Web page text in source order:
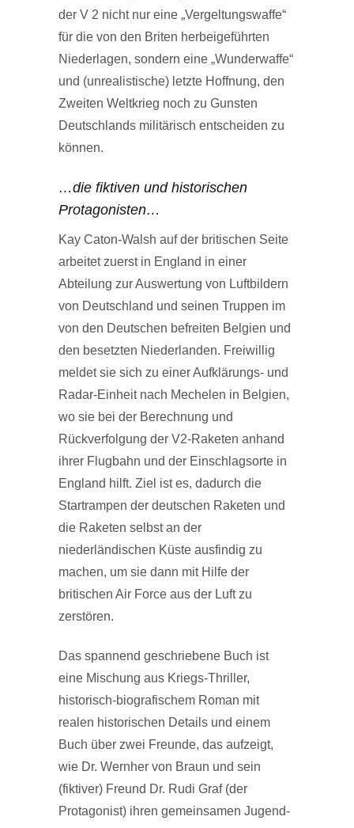
der V 2 nicht nur eine „Vergeltungswaffe“
für die von den Briten herbeigeführten
Niederlagen, sondern eine „Wunderwaffe“
und (unrealistische) letzte Hoffnung, den
Zweiten Weltkrieg noch zu Gunsten
Deutschlands militärisch entscheiden zu
können.
…die fiktiven und historischen
Protagonisten…
Kay Caton-Walsh auf der britischen Seite
arbeitet zuerst in England in einer
Abteilung zur Auswertung von Luftbildern
von Deutschland und seinen Truppen im
von den Deutschen befreiten Belgien und
den besetzten Niederlanden. Freiwillig
meldet sie sich zu einer Aufklärungs- und
Radar-Einheit nach Mechelen in Belgien,
wo sie bei der Berechnung und
Rückverfolgung der V2-Raketen anhand
ihrer Flugbahn und der Einschlagsorte in
England hilft. Ziel ist es, dadurch die
Startrampen der deutschen Raketen und
die Raketen selbst an der
niederländischen Küste ausfindig zu
machen, um sie dann mit Hilfe der
britischen Air Force aus der Luft zu
zerstören.
Das spannend geschriebene Buch ist
eine Mischung aus Kriegs-Thriller,
historisch-biografischem Roman mit
realen historischen Details und einem
Buch über zwei Freunde, das aufzeigt,
wie Dr. Wernher von Braun und sein
(fiktiver) Freund Dr. Rudi Graf (der
Protagonist) ihren gemeinsamen Jugend-